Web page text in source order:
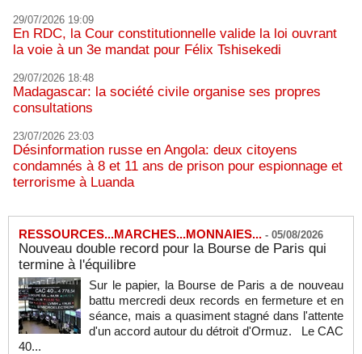
29/07/2026 19:09
En RDC, la Cour constitutionnelle valide la loi ouvrant
la voie à un 3e mandat pour Félix Tshisekedi
29/07/2026 18:48
Madagascar: la société civile organise ses propres
consultations
23/07/2026 23:03
Désinformation russe en Angola: deux citoyens
condamnés à 8 et 11 ans de prison pour espionnage et
terrorisme à Luanda
RESSOURCES...MARCHES...MONNAIES... - 05/08/2026
Nouveau double record pour la Bourse de Paris qui
termine à l'équilibre
Sur le papier, la Bourse de Paris a de nouveau
battu mercredi deux records en fermeture et en
séance, mais a quasiment stagné dans l'attente
d'un accord autour du détroit d'Ormuz. Le CAC
40...